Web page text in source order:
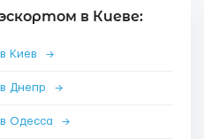
в Киеве:
Киев →
Днепр →
Одесса →